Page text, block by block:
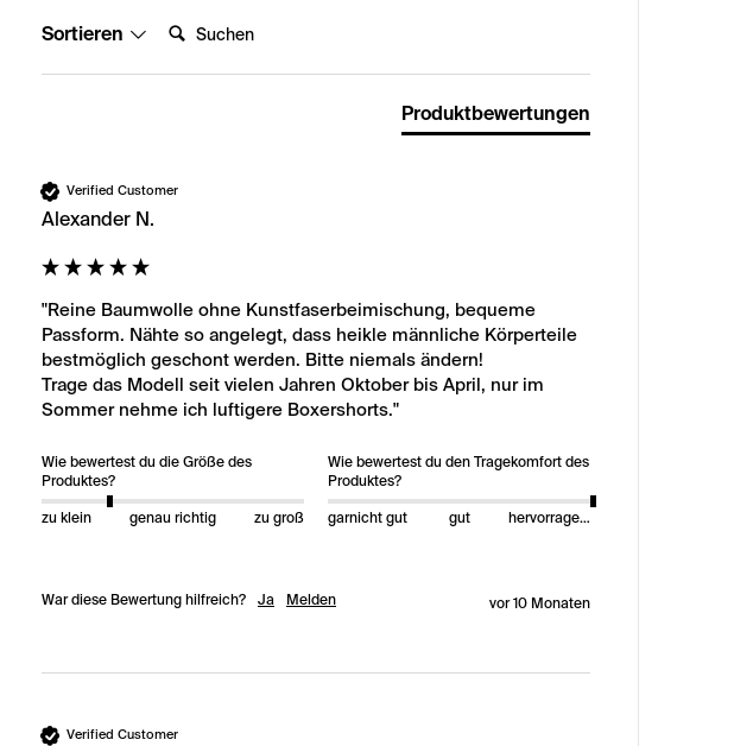
Sortieren
Produktbewertungen
Verified Customer
Alexander N.
"Reine Baumwolle ohne Kunstfaserbeimischung, bequeme
Passform. Nähte so angelegt, dass heikle männliche Körperteile
bestmöglich geschont werden. Bitte niemals ändern!
Trage das Modell seit vielen Jahren Oktober bis April, nur im
Sommer nehme ich luftigere Boxershorts."
Wie bewertest du die Größe des
Produktes?
zu klein genau richtig zu groß
Wie bewertest du den Tragekomfort des
Produktes?
garnicht gut gut hervorragend
War diese Bewertung hilfreich? Ja Melden vor 10 Monaten
Verified Customer